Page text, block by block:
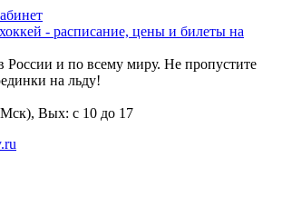
- расписание, цены и билеты на
России и по всему миру. Не пропустите
на льду!
Вых: с 10 до 17